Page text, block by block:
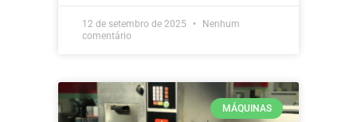
12 de setembro de 2025
Nenhum
comentário
MÁQUINAS